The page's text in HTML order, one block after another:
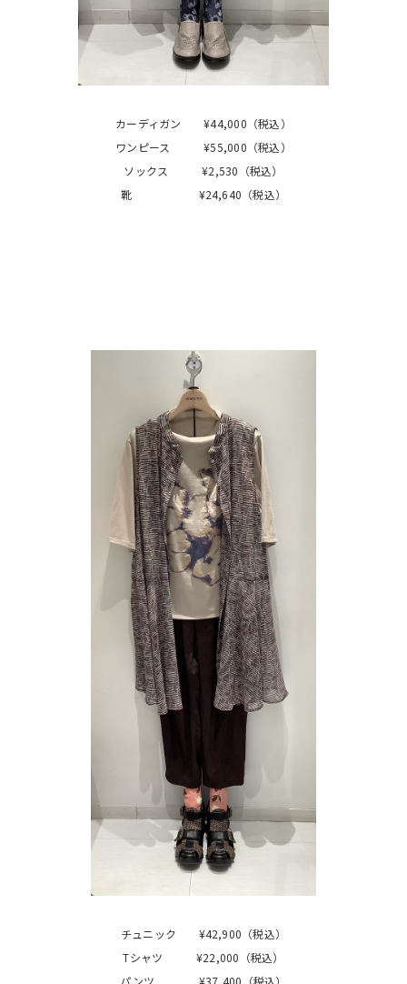
カーディガン ¥44,000（税込）
ワンピース ¥55,000（税込）
ソックス ¥2,530（税込）
靴 ¥24,640（税込）
チュニック ¥42,900（税込）
Tシャツ ¥22,000（税込）